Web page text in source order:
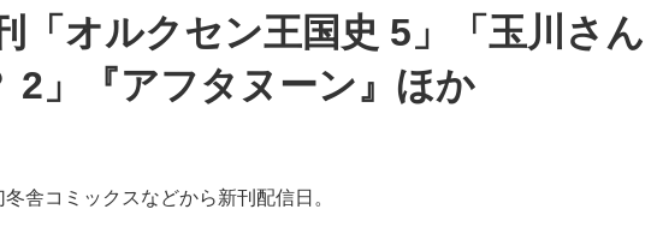
「オルクセン王国史 5」「玉川さん
2」『アフタヌーン』ほか
舎コミックスなどから新刊配信日。